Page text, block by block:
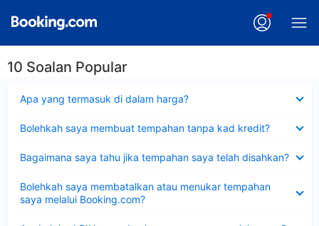
10 Soalan Popular
Apa yang termasuk di dalam harga?
Bolehkah saya membuat tempahan tanpa kad kredit?
Bagaimana saya tahu jika tempahan saya telah disahkan?
Bolehkah saya membatalkan atau menukar tempahan
saya melalui Booking.com?